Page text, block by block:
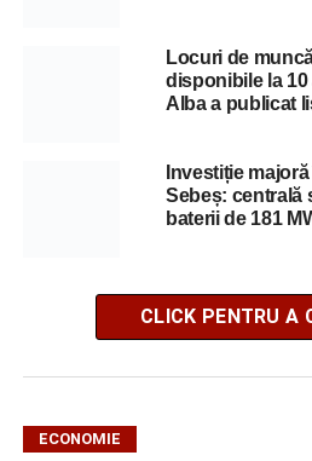
Locuri de
disponibile la 10
Alba a publicat
Investiție
Sebeș: centrală
baterii de 181
CLICK PENTRU A
ECONOMIE